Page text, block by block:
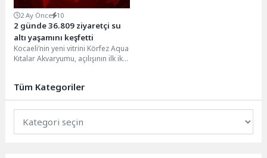
2 Ay Önce 10
2 günde 36.809 ziyaretçi su
altı yaşamını keşfetti
Kocaeli’nin yeni vitrini Körfez Aqua
Kıtalar Akvaryumu, açılışının ilk iki
Tüm Kategoriler